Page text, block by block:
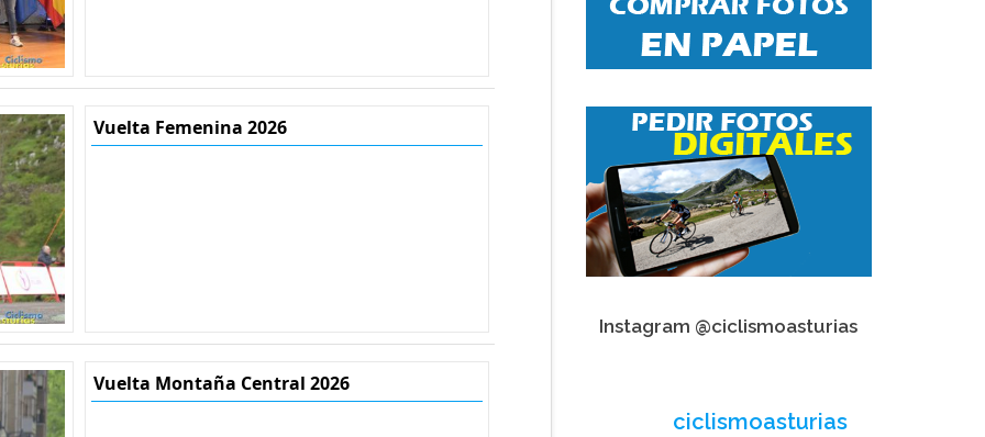
Vuelta Femenina 2026
Vuelta Montaña Central 2026
Instagram @ciclismoasturias
ciclismoasturias